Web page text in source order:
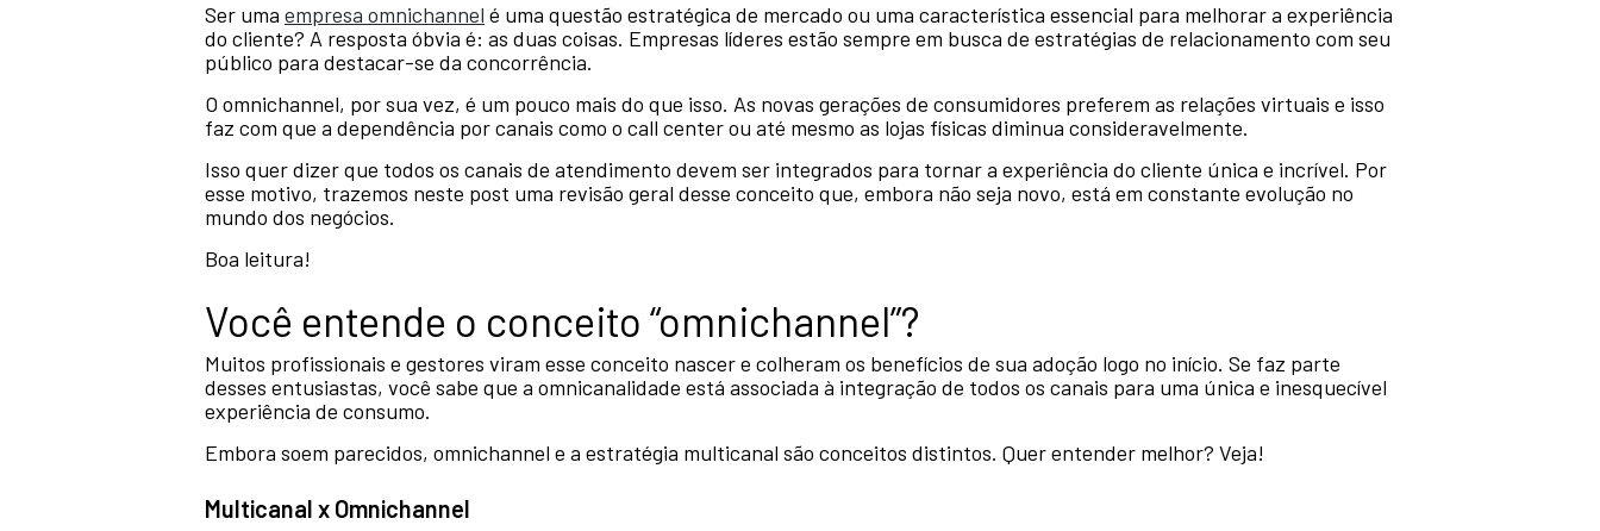
Ser uma empresa omnichannel é uma questão estratégica de mercado ou uma característica essencial para melhorar a experiência
do cliente? A resposta óbvia é: as duas coisas. Empresas líderes estão sempre em busca de estratégias de relacionamento com seu
público para destacar-se da concorrência.
O omnichannel, por sua vez, é um pouco mais do que isso. As novas gerações de consumidores preferem as relações virtuais e isso
faz com que a dependência por canais como o call center ou até mesmo as lojas físicas diminua consideravelmente.
Isso quer dizer que todos os canais de atendimento devem ser integrados para tornar a experiência do cliente única e incrível. Por
esse motivo, trazemos neste post uma revisão geral desse conceito que, embora não seja novo, está em constante evolução no
mundo dos negócios.
Boa leitura!
Você entende o conceito “omnichannel”?
Muitos profissionais e gestores viram esse conceito nascer e colheram os benefícios de sua adoção logo no início. Se faz parte
desses entusiastas, você sabe que a omnicanalidade está associada à integração de todos os canais para uma única e inesquecível
experiência de consumo.
Embora soem parecidos, omnichannel e a estratégia multicanal são conceitos distintos. Quer entender melhor? Veja!
Multicanal x Omnichannel